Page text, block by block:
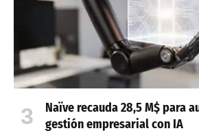
Naïve recauda 28,5 M$ para
gestión empresarial con IA